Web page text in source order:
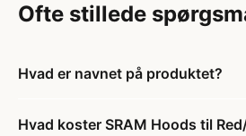
Ofte stillede
Hvad er navnet på produktet?
Hvad koster SRAM Hoods til